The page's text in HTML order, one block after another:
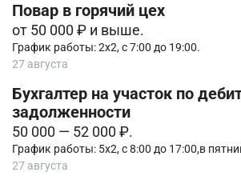
Повар в горячий цех
от 50 000 ₽ и выше.
График работы: 2х2, с 7:00 до 19:00.
27 августа
Бухгалтер на участок по
задолженности
50 000 — 52 000 ₽.
График работы: 5х2, с 8:00 до 17:00,в
27 августа